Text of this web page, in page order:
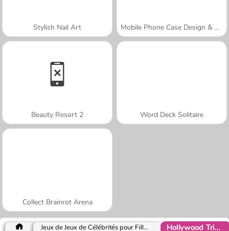
Stylish Nail Art Mobile Phone Case Design & DIY
Beauty Resort 2 Word Deck Solitaire
Collect Brainrot Arena
Jeux de Jeux de Célébrités pour Filles Hollywood Trivia